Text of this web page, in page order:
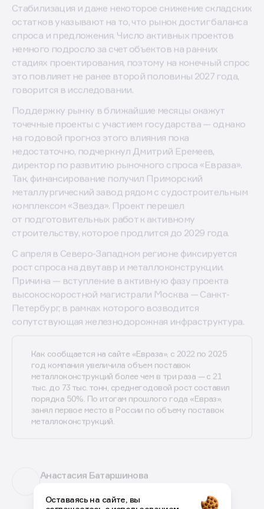
отрасли металлоконструкций на 10% в 2026 году.
Тренд, начавшийся во второй половине прошлого
года, так и не удалось преломить, подчеркнули
эксперты.
Стабилизация и даже некоторое снижение складских
остатков указывают на то, что рынок достиг баланса
спроса и предложения. Число активных проектов
немного подросло за счет объектов на ранних
стадиях проектирования, поэтому на конечный спрос
говорится в исследовании.
Поддержку рынку в ближайшие месяцы окажут
точечные проекты с участием государства — однако
на годовой прогноз этого влияния пока
недостаточно, подчеркнул Дмитрий Еремеев,
Так, финансирование получил Приморский
металлургический завод рядом с судостроительным
комплексом «Звезда». Проект перешел
от подготовительных работ к активному
строительству, которое продлится до 2029 года.
С апреля в Северо-Западном регионе фиксируется
Петербург, в рамках которого возводится
Оставаясь на сайте, вы